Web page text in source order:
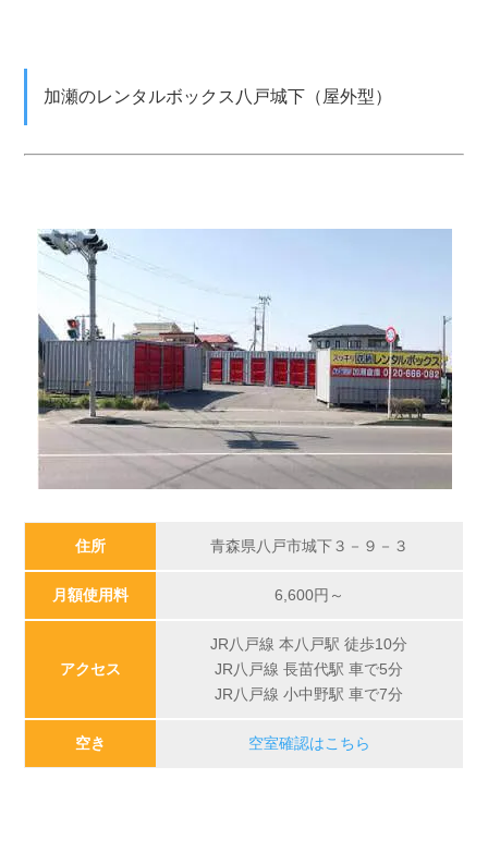
加瀬のレンタルボックス八戸城下（屋外型）
住所 青森県八戸市城下３－９－３
月額使用料 6,600円～
アクセス
JR八戸線 本八戸駅 徒歩10分
JR八戸線 長苗代駅 車で5分
JR八戸線 小中野駅 車で7分
空き 空室確認はこちら